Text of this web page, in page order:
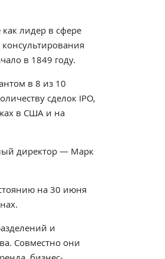
лидер в сфере
в 1849 году.
в 8 из 10
сделок IPO,
в США и на
директор — Марк
на 30 июня
и
Совместно они